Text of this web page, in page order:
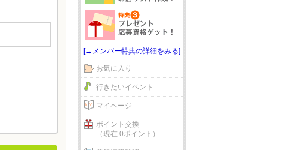
[→メンバー特典の詳細をみる]
お気に入り
行きたいイベント
マイページ
ポイント交換
（現在 0ポイント）